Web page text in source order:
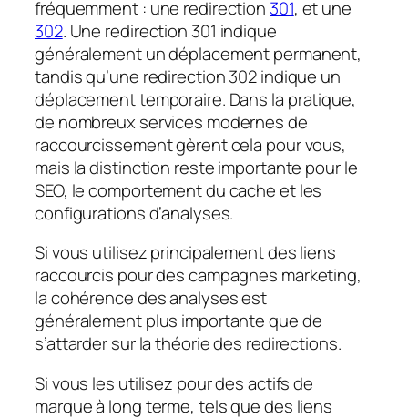
fréquemment : une redirection 301, et une
302. Une redirection 301 indique
généralement un déplacement permanent,
tandis qu’une redirection 302 indique un
déplacement temporaire. Dans la pratique,
de nombreux services modernes de
raccourcissement gèrent cela pour vous,
mais la distinction reste importante pour le
SEO, le comportement du cache et les
configurations d’analyses.
Si vous utilisez principalement des liens
raccourcis pour des campagnes marketing,
la cohérence des analyses est
généralement plus importante que de
s’attarder sur la théorie des redirections.
Si vous les utilisez pour des actifs de
marque à long terme, tels que des liens